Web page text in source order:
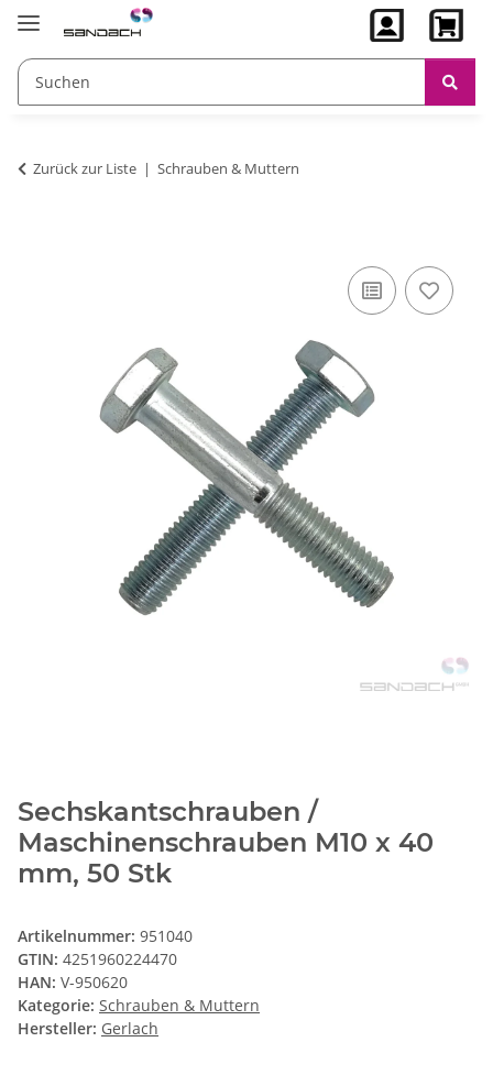
Zurück zur Liste Schrauben & Muttern
Sechskantschrauben /
Maschinenschrauben M10 x 40
mm, 50 Stk
Artikelnummer: 951040
GTIN: 4251960224470
HAN: V-950620
Kategorie: Schrauben & Muttern
Hersteller: Gerlach